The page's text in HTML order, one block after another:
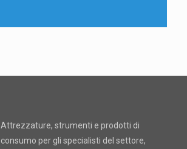
Attrezzature, strumenti e prodotti di
consumo per gli specialisti del settore,